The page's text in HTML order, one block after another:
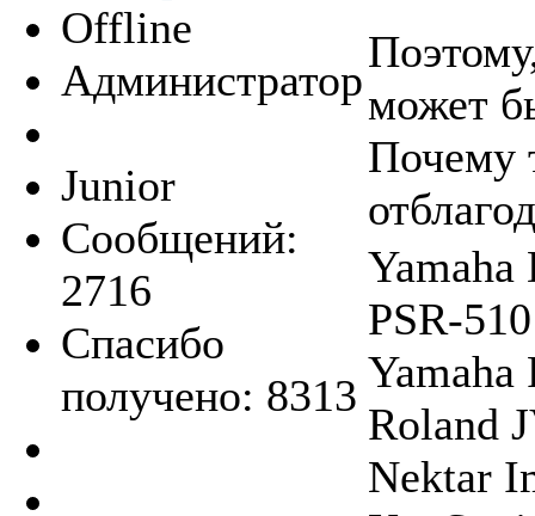
Offline
Администратор
Junior
Сообщений:
2716
Спасибо
получено: 8313
может
Почему
Yamaha
PSR-510
Yamaha
Roland
Nektar